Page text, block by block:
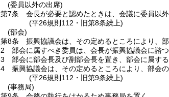
(委員以外の出席)
第7条
会長が必要と認めたときは、会議に委員以
(平26規則112・旧第8条繰上)
(部会)
第8条
振興協議会は、その定めるところにより、
2
部会に属すべき委員は、会長が振興協議会に諮つ
3
部会に部会長及び副部会長を置き、部会に属す
4
振興協議会は、その定めるところにより、部会
(平26規則112・旧第9条繰上)
(事務局)